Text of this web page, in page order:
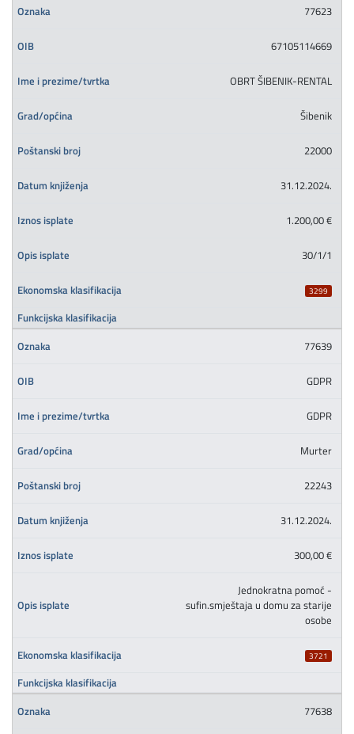
77623
67105114669
OBRT ŠIBENIK-RENTAL
Šibenik
22000
31.12.2024.
1.200,00 €
30/1/1
3299
77639
GDPR
GDPR
Murter
22243
31.12.2024.
300,00 €
Jednokratna pomoć -
sufin.smještaja u domu za starije
osobe
3721
77638